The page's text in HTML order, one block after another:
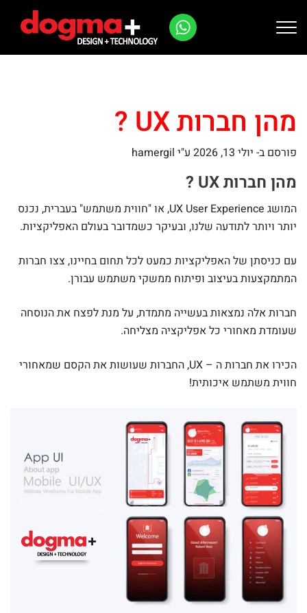
מהן חברות UX ?
פורסם ב- יולי 13, 2026 ע"י hamergil
מהן חברות UX ?
המושג UX User Experience, או "חווית משתמש" בעברית, נכנס
יותר ויותר לתודעה שלנו, ובעיקר כשמדובר בעולם האפליקציות.
עם כניסתן של האפליקציות כמעט לכל תחום בחיינו, צצו חברות
המתמקצעות בעיצוב ופיתוח ממשקי משתמש עבורן.
חברות אלה נמצאות בעשייה מתמדת, על מנת לפצח את הנוסחה
שעומדת מאחורי כל אפליקציה מצליחה.
הכירו את חברות ה – UX, החברות שעושות את הקסם שמאחורי
חווית משתמש איכותית!